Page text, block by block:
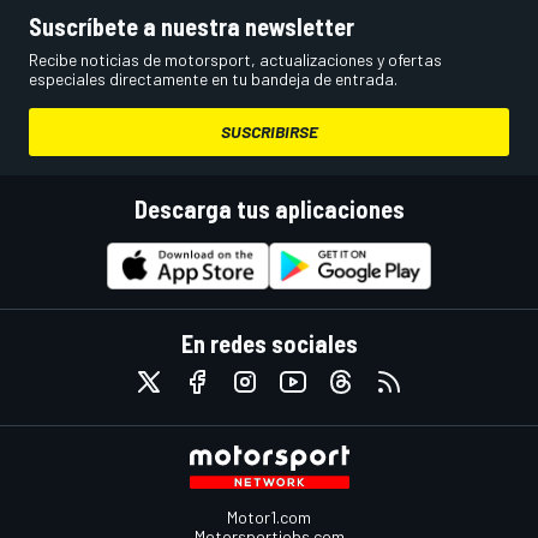
Suscríbete a nuestra newsletter
Recibe noticias de motorsport, actualizaciones y ofertas
especiales directamente en tu bandeja de entrada.
SUSCRIBIRSE
Descarga tus aplicaciones
En redes sociales
Motor1.com